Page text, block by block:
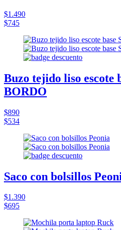
$1.490
$745
Buzo tejido liso escote
BORDO
$890
$534
Saco con bolsillos
$1.390
$695